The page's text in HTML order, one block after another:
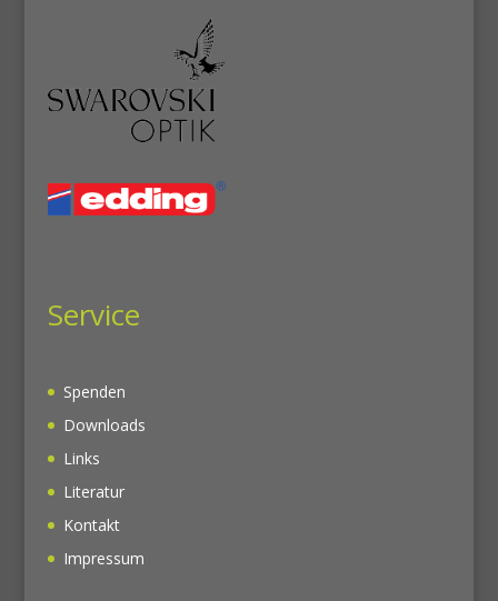
Service
Spenden
Downloads
Links
Literatur
Kontakt
Impressum